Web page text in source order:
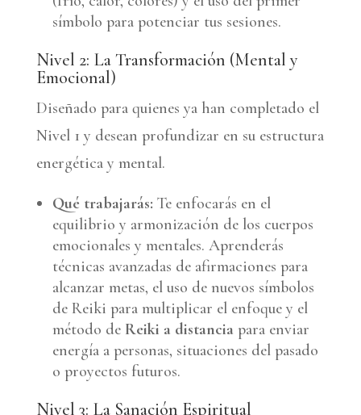
símbolo para potenciar tus sesiones.
Nivel 2: La Transformación (Mental y
Emocional)
Diseñado para quienes ya han completado el
Nivel 1 y desean profundizar en su estructura
energética y mental.
Qué trabajarás: Te enfocarás en el
equilibrio y armonización de los cuerpos
emocionales y mentales. Aprenderás
técnicas avanzadas de afirmaciones para
alcanzar metas, el uso de nuevos símbolos
de Reiki para multiplicar el enfoque y el
método de Reiki a distancia para enviar
energía a personas, situaciones del pasado
o proyectos futuros.
Nivel 3: La Sanación Espiritual